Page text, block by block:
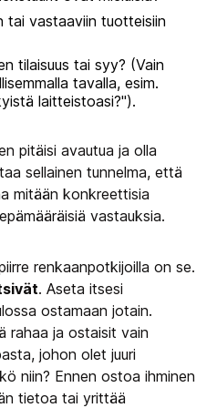
tai vastaaviin tuotteisiin
tilaisuus tai syy? (Vain
tavalla, esim.
laitteistoasi?").
pitäisi avautua ja olla
sellainen tunnelma, että
mitään konkreettisia
vastauksia.
renkaanpotkijoilla on se.
. Aseta itsesi
ostamaan jotain.
rahaa ja ostaisit vain
johon olet juuri
niin? Ennen ostoa ihminen
tietoa tai yrittää